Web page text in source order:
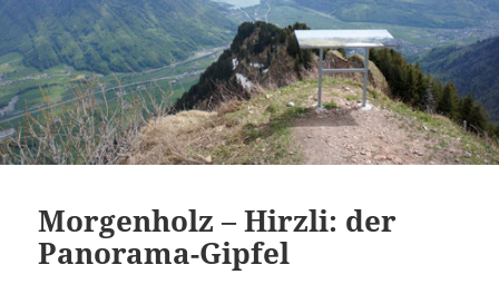
Morgenholz – Hirzli: der
Panorama-Gipfel